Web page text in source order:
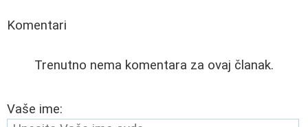
Komentari
Trenutno nema komentara za ovaj članak.
Vaše ime: